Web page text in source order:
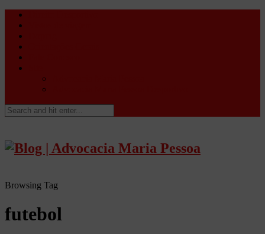
Browsing Tag
futebol